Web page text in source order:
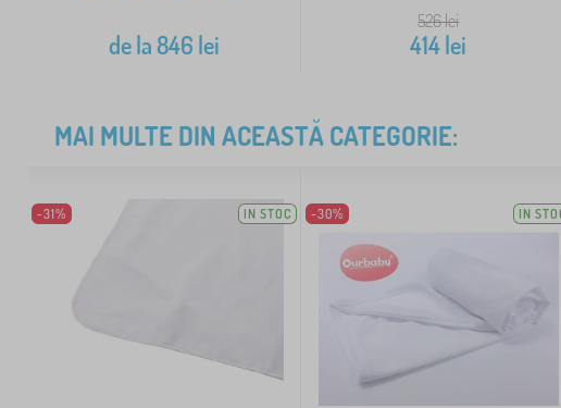
de la 846 lei
526lei
414lei
MAI MULTE DIN ACEASTĂ CATEGORIE:
-31% IN STOC -30% IN